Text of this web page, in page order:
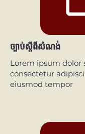
ច្បាប់ស្តីពីសំណង់
Lorem ipsum dolor
consectetur
eiusmod tempor